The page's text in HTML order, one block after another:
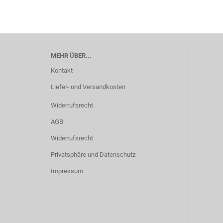
MEHR ÜBER...
Kontakt
Liefer- und Versandkosten
Widerrufsrecht
AGB
Widerrufsrecht
Privatsphäre und Datenschutz
Impressum